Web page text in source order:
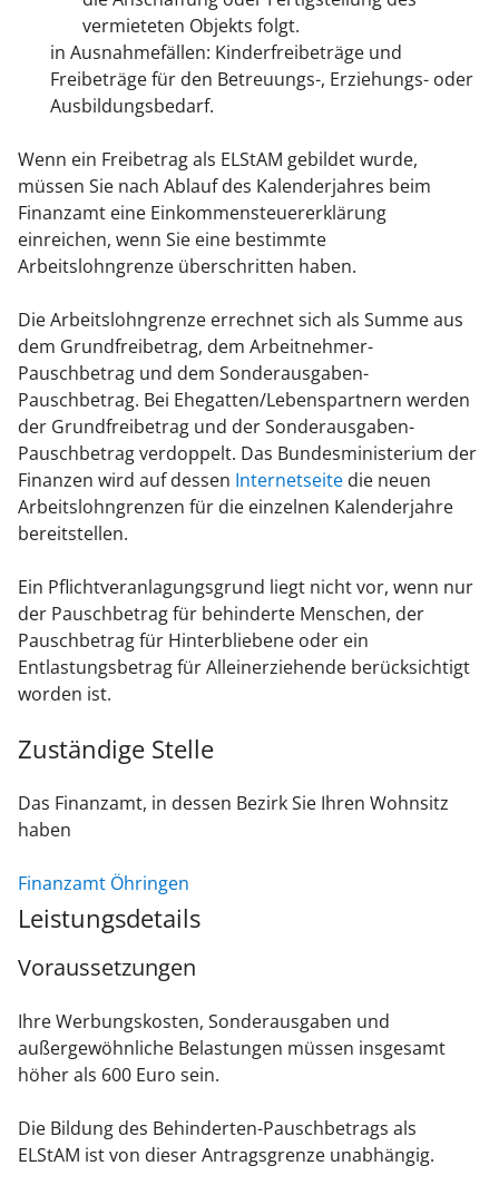
vermieteten Objekts folgt.
in Ausnahmefällen: Kinderfreibeträge und
Freibeträge für den Betreuungs-, Erziehungs- oder
Ausbildungsbedarf.
Wenn ein Freibetrag als ELStAM gebildet wurde,
müssen Sie nach Ablauf des Kalenderjahres beim
Finanzamt eine Einkommensteuererklärung
einreichen, wenn Sie eine bestimmte
Arbeitslohngrenze überschritten haben.
Die Arbeitslohngrenze errechnet sich als Summe aus
dem Grundfreibetrag, dem Arbeitnehmer-
Pauschbetrag und dem Sonderausgaben-
Pauschbetrag. Bei Ehegatten/Lebenspartnern werden
der Grundfreibetrag und der Sonderausgaben-
Pauschbetrag verdoppelt. Das Bundesministerium der
Finanzen wird auf dessen Internetseite die neuen
Arbeitslohngrenzen für die einzelnen Kalenderjahre
bereitstellen.
Ein Pflichtveranlagungsgrund liegt nicht vor, wenn nur
der Pauschbetrag für behinderte Menschen, der
Pauschbetrag für Hinterbliebene oder ein
Entlastungsbetrag für Alleinerziehende berücksichtigt
worden ist.
Zuständige Stelle
Das Finanzamt, in dessen Bezirk Sie Ihren Wohnsitz
haben
Finanzamt Öhringen
Leistungsdetails
Voraussetzungen
Ihre Werbungskosten, Sonderausgaben und
außergewöhnliche Belastungen müssen insgesamt
höher als 600 Euro sein.
Die Bildung des Behinderten-Pauschbetrags als
ELStAM ist von dieser Antragsgrenze unabhängig.